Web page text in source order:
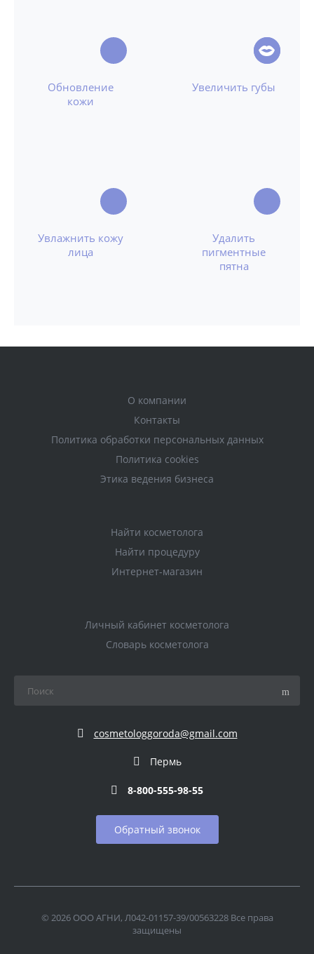
Обновление
кожи
Увеличить губы
Увлажнить кожу
лица
Удалить
пигментные
пятна
О компании
Контакты
Политика обработки персональных данных
Политика cookies
Этика ведения бизнеса
Найти косметолога
Найти процедуру
Интернет-магазин
Личный кабинет косметолога
Словарь косметолога
cosmetologgoroda@gmail.com
Пермь
8-800-555-98-55
Обратный звонок
© 2026 ООО АГНИ, Л042-01157-39/00563228 Все права
защищены